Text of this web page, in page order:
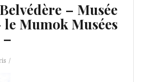
– Musée
Mumok Musées